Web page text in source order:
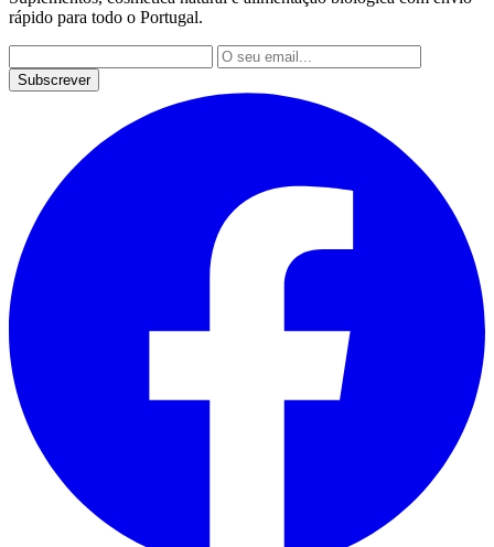
rápido para todo o Portugal.
Subscrever